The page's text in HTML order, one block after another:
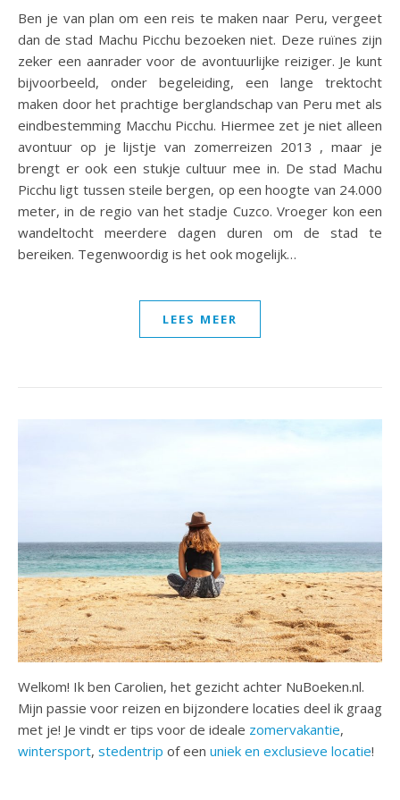
Ben je van plan om een reis te maken naar Peru, vergeet
dan de stad Machu Picchu bezoeken niet. Deze ruïnes zijn
zeker een aanrader voor de avontuurlijke reiziger. Je kunt
bijvoorbeeld, onder begeleiding, een lange trektocht
maken door het prachtige berglandschap van Peru met als
eindbestemming Macchu Picchu. Hiermee zet je niet alleen
avontuur op je lijstje van zomerreizen 2013 , maar je
brengt er ook een stukje cultuur mee in. De stad Machu
Picchu ligt tussen steile bergen, op een hoogte van 24.000
meter, in de regio van het stadje Cuzco. Vroeger kon een
wandeltocht meerdere dagen duren om de stad te
bereiken. Tegenwoordig is het ook mogelijk…
LEES MEER
Welkom! Ik ben Carolien, het gezicht achter NuBoeken.nl.
Mijn passie voor reizen en bijzondere locaties deel ik graag
met je! Je vindt er tips voor de ideale zomervakantie,
wintersport, stedentrip of een uniek en exclusieve locatie!